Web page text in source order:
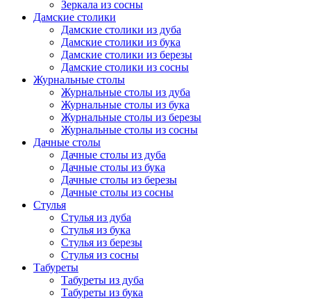
Зеркала из сосны
Дамские столики
Дамские столики из дуба
Дамские столики из бука
Дамские столики из березы
Дамские столики из сосны
Журнальные столы
Журнальные столы из дуба
Журнальные столы из бука
Журнальные столы из березы
Журнальные столы из сосны
Дачные столы
Дачные столы из дуба
Дачные столы из бука
Дачные столы из березы
Дачные столы из сосны
Стулья
Стулья из дуба
Стулья из бука
Стулья из березы
Стулья из сосны
Табуреты
Табуреты из дуба
Табуреты из бука